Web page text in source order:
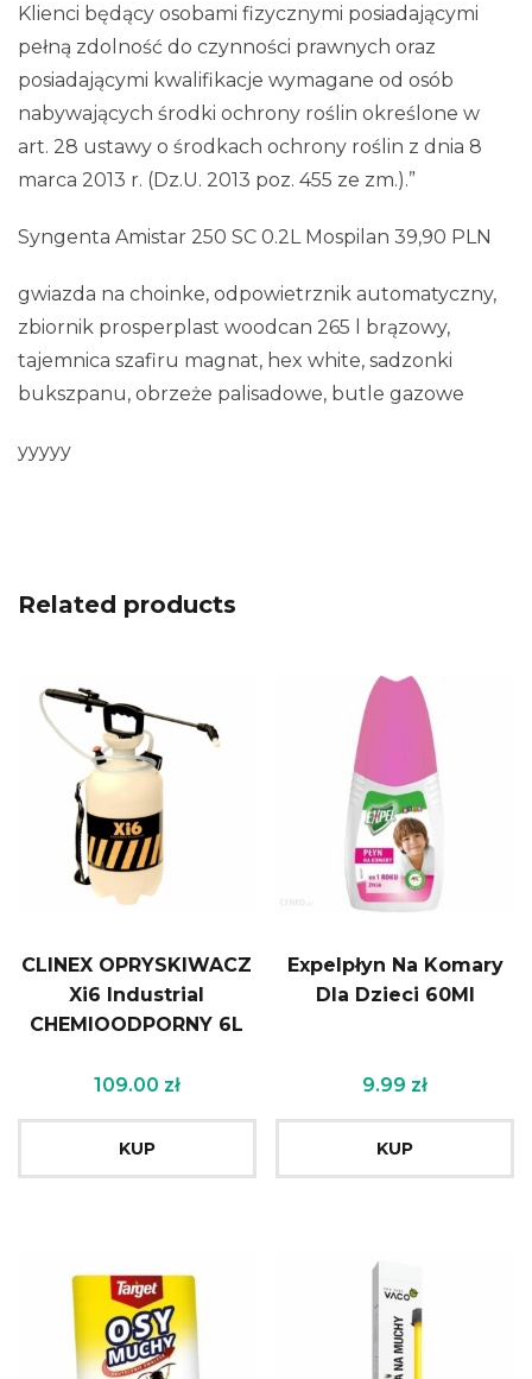
Klienci będący osobami fizycznymi posiadającymi
pełną zdolność do czynności prawnych oraz
posiadającymi kwalifikacje wymagane od osób
nabywających środki ochrony roślin określone w
art. 28 ustawy o środkach ochrony roślin z dnia 8
marca 2013 r. (Dz.U. 2013 poz. 455 ze zm.).”
Syngenta Amistar 250 SC 0.2L Mospilan 39,90 PLN
gwiazda na choinke, odpowietrznik automatyczny,
zbiornik prosperplast woodcan 265 l brązowy,
tajemnica szafiru magnat, hex white, sadzonki
bukszpanu, obrzeże palisadowe, butle gazowe
yyyyy
Related products
CLINEX OPRYSKIWACZ
Xi6 Industrial
CHEMIOODPORNY 6L
109.00 zł
KUP
Expelpłyn Na Komary
Dla Dzieci 60Ml
9.99 zł
KUP